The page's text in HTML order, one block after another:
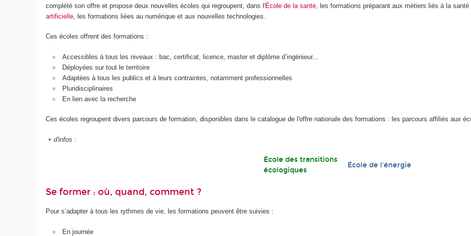
complété son offre et propose deux nouvelles écoles qui regroupent, dans l'École de la santé , les formations préparant aux métiers liés à la
artificielle , les formations liées au numérique et aux nouvelles technologies.
Ces écoles offrent des formations :
Accessibles à tous les niveaux : bac, certificat, licence, master et diplôme d’ingénieur...
Déployées sur tout le territoire
Adaptées à tous les publics et à leurs contraintes, notamment professionnelles
Pluridisciplinaires
En lien avec la recherche
Ces écoles regroupent divers parcours de formation, disponibles dans le catalogue de l'offre nationale des formations : les parcours affiliés aux
+ d'infos :
École des transitions
écologiques
École de l'énergie
Se former : où, quand, comment ?
Pour s’adapter à tous les rythmes de vie, les formations peuvent être suivies :
En journée